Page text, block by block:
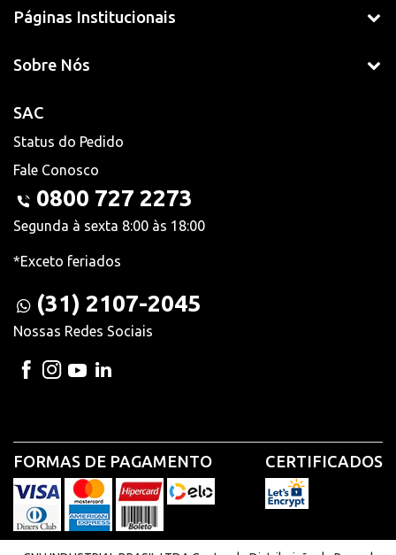
Páginas Institucionais
Sobre Nós
SAC
Status do Pedido
Fale Conosco
0800 727 2273
Segunda à sexta 8:00 às 18:00
*Exceto feriados
(31) 2107-2045
Nossas Redes Sociais
FORMAS DE PAGAMENTO CERTIFICADOS